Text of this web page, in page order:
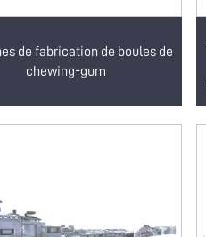
de fabrication de boules de
chewing-gum